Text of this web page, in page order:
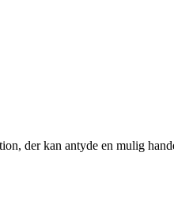
der kan antyde en mulig